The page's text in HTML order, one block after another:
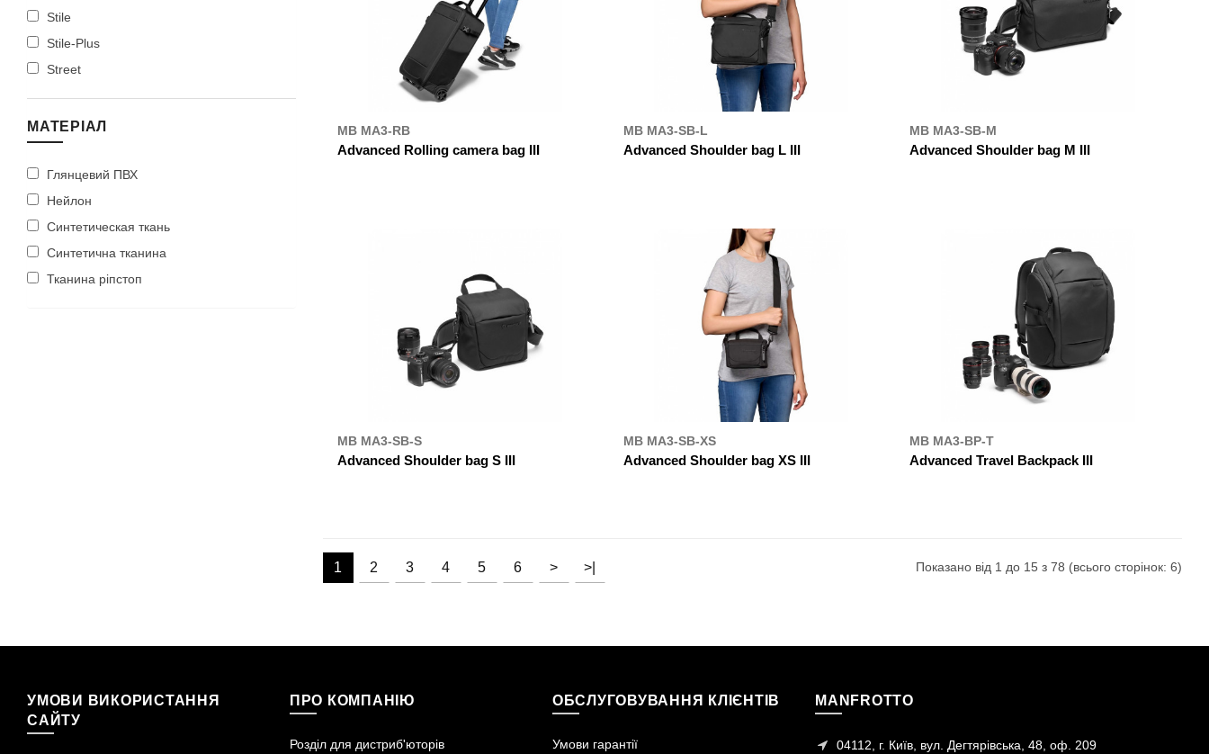
Stile
Stile-Plus
Street
МАТЕРІАЛ
Глянцевий ПВХ
Нейлон
Синтетическая ткань
Синтетична тканина
Тканина ріпстоп
MB MA3-RB
Advanced Rolling camera bag III
MB MA3-SB-L
Advanced Shoulder bag L III
MB MA3-SB-M
Advanced Shoulder bag M III
MB MA3-SB-S
Advanced Shoulder bag S III
MB MA3-SB-XS
Advanced Shoulder bag XS III
MB MA3-BP-T
Advanced Travel Backpack III
1 2 3 4 5 6 > >| Показано від 1 до 15 з 78 (всього сторінок: 6)
УМОВИ ВИКОРИСТАННЯ
САЙТУ
ПРО КОМПАНІЮ
Розділ для дистриб'юторів
ОБСЛУГОВУВАННЯ КЛІЄНТІВ
Умови гарантії
MANFROTTO
04112, г. Київ, вул. Дегтярівська, 48, оф. 209